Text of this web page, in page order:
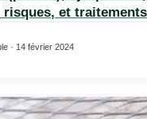
risques, et
· 14 février 2024